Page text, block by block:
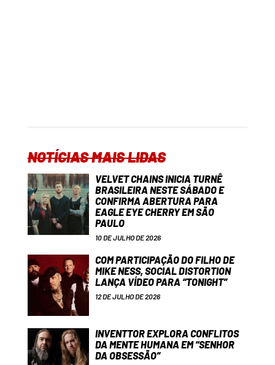
NOTÍCIAS MAIS LIDAS
VELVET CHAINS INICIA TURNÊ
BRASILEIRA NESTE SÁBADO E
CONFIRMA ABERTURA PARA
EAGLE EYE CHERRY EM SÃO
PAULO
10 DE JULHO DE 2026
COM PARTICIPAÇÃO DO FILHO DE
MIKE NESS, SOCIAL DISTORTION
LANÇA VÍDEO PARA “TONIGHT”
12 DE JULHO DE 2026
INVENTTOR EXPLORA CONFLITOS
DA MENTE HUMANA EM “SENHOR
DA OBSESSÃO”